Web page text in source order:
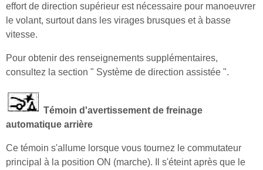
effort de direction supérieur est nécessaire pour manoeuvrer
le volant, surtout dans les virages brusques et à basse
vitesse.
Pour obtenir des renseignements supplémentaires,
consultez la section " Système de direction assistée ".
Témoin d'avertissement de freinage
automatique arrière
Ce témoin s'allume lorsque vous tournez le commutateur
principal à la position ON (marche). Il s'éteint après que le